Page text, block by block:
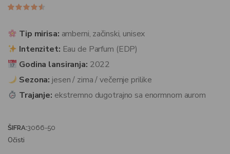
5 na
osnovu
kupaca
Tip mirisa: amberni, začinski, unisex
Intenzitet: Eau de Parfum (EDP)
Godina lansiranja: 2022
Sezona: jesen / zima / večernje prilike
Trajanje: ekstremno dugotrajno sa enormnom aurom
ŠIFRA:3066-50
Očisti